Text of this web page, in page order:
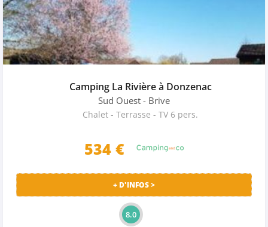
Camping La Rivière à Donzenac
Sud Ouest - Brive
Chalet - Terrasse - TV 6 pers.
534€
+ D'INFOS >
8.0